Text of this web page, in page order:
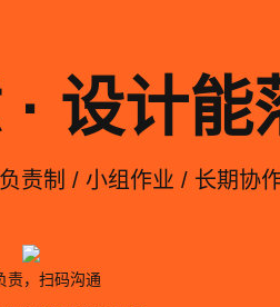
设计能
责制 / 小组作业 / 长期协
责，扫码沟通